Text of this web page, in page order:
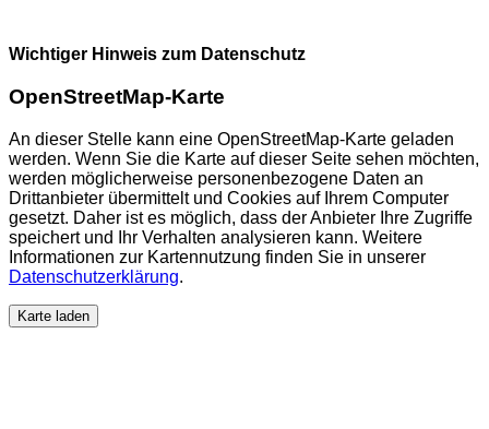
Wichtiger Hinweis zum Datenschutz
OpenStreetMap-Karte
An dieser Stelle kann eine OpenStreetMap-Karte geladen
werden. Wenn Sie die Karte auf dieser Seite sehen möchten,
werden möglicherweise personenbezogene Daten an
Drittanbieter übermittelt und Cookies auf Ihrem Computer
gesetzt. Daher ist es möglich, dass der Anbieter Ihre Zugriffe
speichert und Ihr Verhalten analysieren kann. Weitere
Informationen zur Kartennutzung finden Sie in unserer
Datenschutzerklärung.
Karte laden